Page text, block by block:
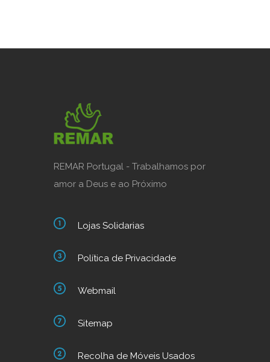
REMAR Portugal - Trabalhamos por
amor a Deus e ao Próximo
Lojas Solidarias
Política de Privacidade
Webmail
Sitemap
Recolha de Móveis Usados